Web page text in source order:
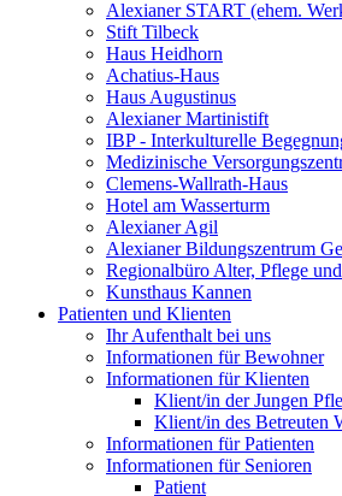
Alexianer START (ehem.
Stift Tilbeck
Haus Heidhorn
Achatius-Haus
Haus Augustinus
Alexianer Martinistift
IBP - Interkulturelle
Medizinische
Clemens-Wallrath-Haus
Hotel am Wasserturm
Alexianer Agil
Alexianer Bildungszentrum
Regionalbüro Alter, Pflege
Kunsthaus Kannen
Patienten und Klienten
Ihr Aufenthalt bei uns
Informationen für Bewohner
Informationen für Klienten
Klient/in der Jungen
Klient/in des Betreuten
Informationen für Patienten
Informationen für Senioren
Patient